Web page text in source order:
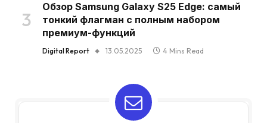
Обзор Samsung Galaxy S25 Edge: самый
тонкий флагман с полным набором
премиум-функций
Digital Report 13.05.2025 4 Mins Read